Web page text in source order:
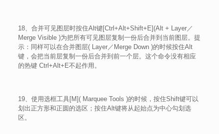
18、合并可见图层时按住Alt键[Ctrl+Alt+Shift+E](Alt + Layer／
Merge Visible )为把所有可见图层复制一份后合并到当前图层。提
示：同样可以在合并图层( Layer／Merge Down )的时候按住Alt
键，会把当前层复制一份后合并到前一个层。这个命令没有相应
的热键 Ctrl+Alt+E不起作用。
19、使用选框工具[M]( Marquee Tools )的时候，按住Shift键可以
划出正方形和正圆的选区；按住Alt键将从起始点为中心勾划选
区。